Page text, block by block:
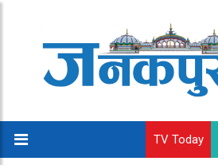
TV Today